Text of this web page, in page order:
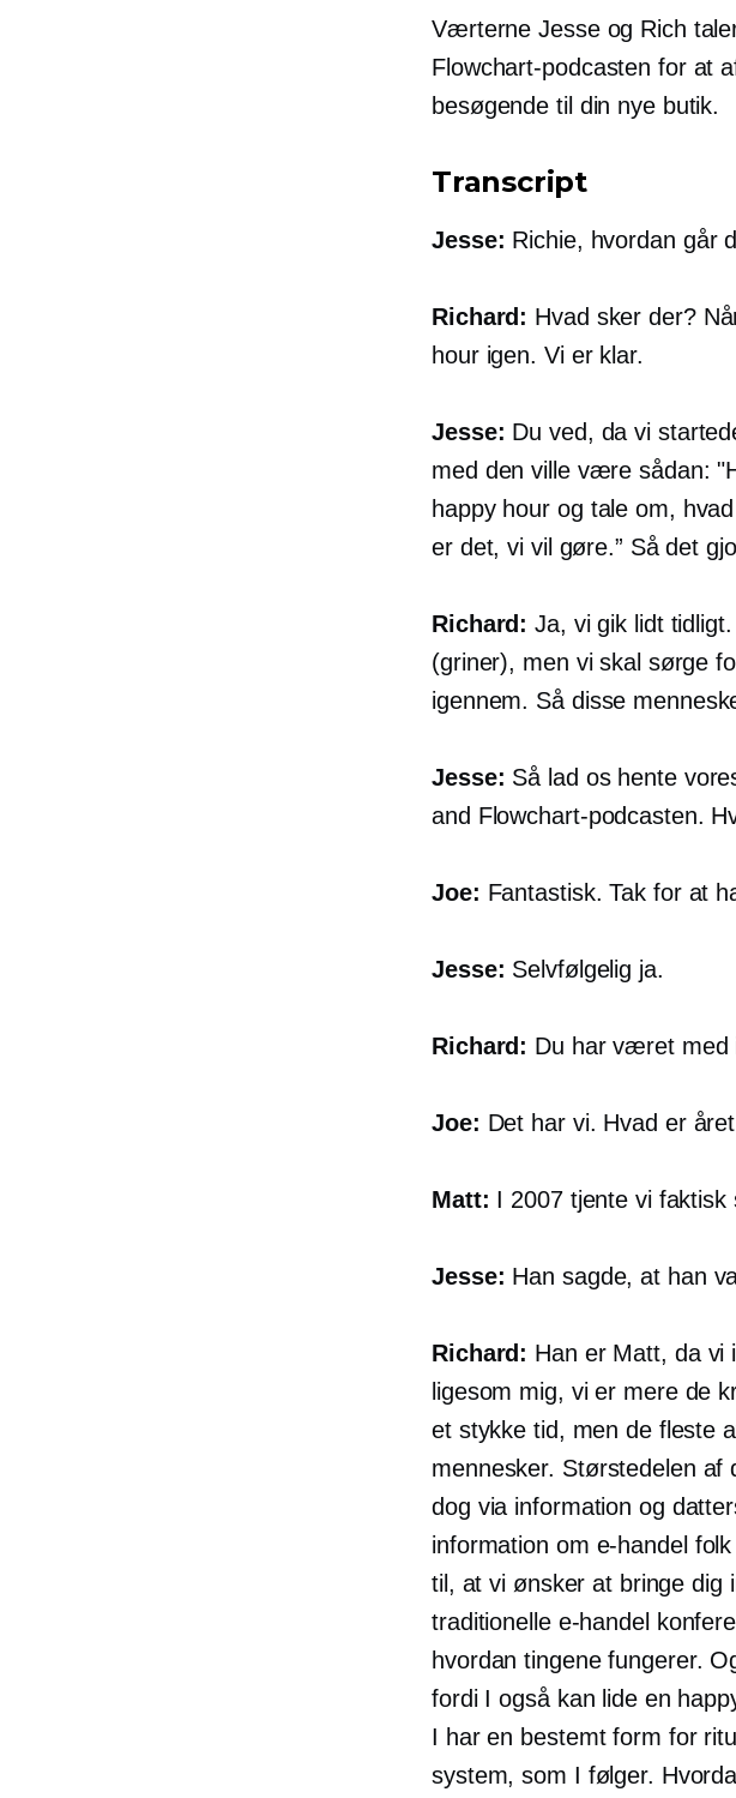
Værterne Jesse og Rich
Flowchart-podcasten for at
besøgende til din nye butik.
Transcript
Jesse: Richie, hvordan går
Richard: Hvad sker der?
hour igen. Vi er klar.
Jesse: Du ved, da vi
med den ville være sådan:
happy hour og tale om,
er det, vi vil gøre.” Så det
Richard: Ja, vi gik lidt
(griner), men vi skal sørge
igennem. Så disse
Jesse: Så lad os hente
and Flowchart-podcasten.
Joe: Fantastisk. Tak for at
Jesse: Selvfølgelig ja.
Richard: Du har været med
Joe: Det har vi. Hvad er
Matt: I 2007 tjente vi faktisk
Jesse: Han sagde, at han
Richard: Han er Matt, da vi
ligesom mig, vi er mere de
et stykke tid, men de fleste
mennesker. Størstedelen af
dog via information og
information om e-handelfolk
til, at vi ønsker at bringe dig
traditionelle e-handel
hvordan tingene fungerer.
fordi I også kan lide en
I har en bestemt form for
system, som I følger.